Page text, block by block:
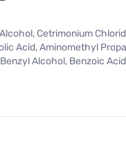
Cetrimonium
Acid, Aminomethyl
Alcohol, Benzoic